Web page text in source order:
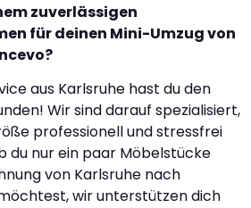
zuverlässigen
für deinen Mini-Umzug von
aus Karlsruhe hast du den
Wir sind darauf spezialisiert,
professionell und stressfrei
du nur ein paar Möbelstücke
von Karlsruhe nach
wir unterstützen dich